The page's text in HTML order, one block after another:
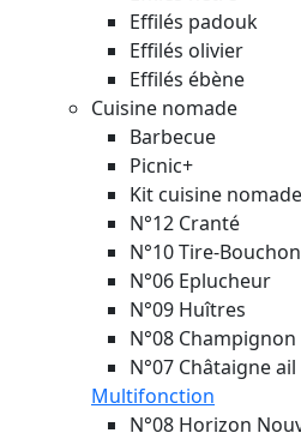
Effilés padouk
Effilés olivier
Effilés ébène
Cuisine nomade
Barbecue
Picnic+
Kit cuisine nomade
N°12 Cranté
N°10 Tire-
N°06 Eplucheur
N°09 Huîtres
N°08 Champignon
N°07 Châtaigne ail
Multifonction
N°08 Horizon